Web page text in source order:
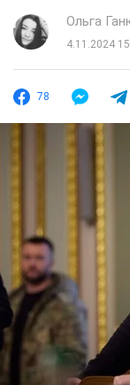
Ольга
4.11.2024
78